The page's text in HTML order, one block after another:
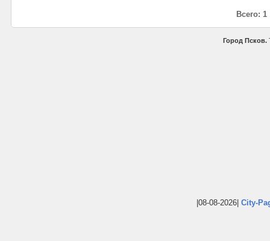
Всего: 1
Город Псков.
|08-08-2026| City-